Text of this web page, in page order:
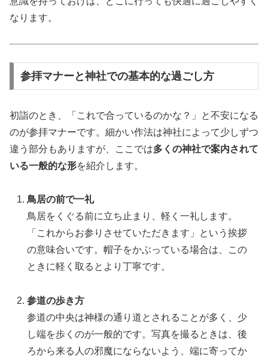
なります。
参拝マナーと神社での基本的な過ごし方
初詣のとき、「これで合っているのかな？」と不安になる
のが参拝マナーです。細かい作法は神社によって少しずつ
違う部分もありますが、ここでは多くの神社で案内されて
いる一般的な形を紹介します。
鳥居の前で一礼
鳥居をくぐる前に立ち止まり、軽く一礼します。
「これからお参りさせていただきます」という挨拶
の意味合いです。帽子をかぶっている場合は、この
ときに軽く取るとより丁寧です。
参道の歩き方
参道の中央は神様の通り道とされることが多く、少
し端を歩くのが一般的です。写真を撮るときは、後
ろから来る人の邪魔にならないよう、端に寄ってか